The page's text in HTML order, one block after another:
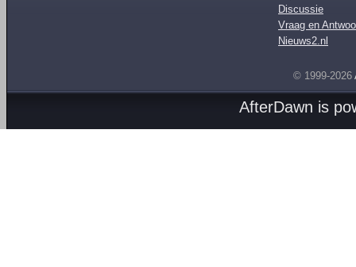
Discussie
Vraag en
Nieuws2.nl
© 1999-2026
AfterDawn is